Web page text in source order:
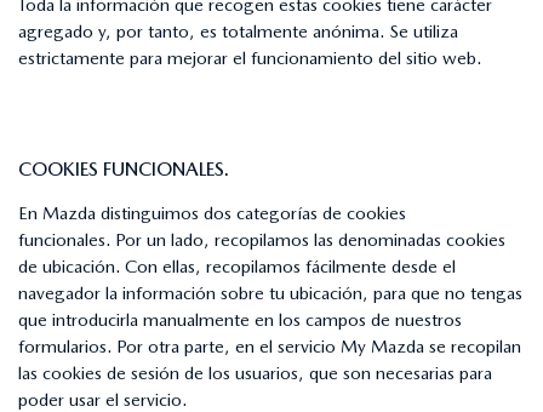
agregado y, por tanto, es totalmente anónima. Se utiliza
estrictamente para mejorar el funcionamiento del sitio web.
COOKIES FUNCIONALES.
En Mazda distinguimos dos categorías de cookies
funcionales. Por un lado, recopilamos las denominadas cookies
de ubicación. Con ellas, recopilamos fácilmente desde el
navegador la información sobre tu ubicación, para que no tengas
que introducirla manualmente en los campos de nuestros
formularios. Por otra parte, en el servicio My Mazda se recopilan
las cookies de sesión de los usuarios, que son necesarias para
poder usar el servicio.